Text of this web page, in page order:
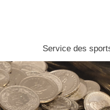
Service des